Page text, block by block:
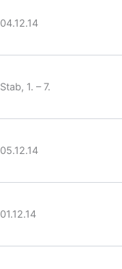
04.12.14
Stab, 1. – 7.
05.12.14
01.12.14